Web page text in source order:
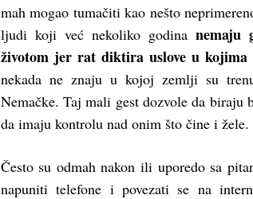
mah mogao tumačiti kao nešto
ljudi koji već nekoliko godina nemaju
životom jer rat diktira uslove u kojima
nekada ne znaju u kojoj zemlji su
Nemačke. Taj mali gest dozvole da
da imaju kontrolu nad onim što čine i žele.
Često su odmah nakon ili uporedo sa
napuniti telefone i povezati se na